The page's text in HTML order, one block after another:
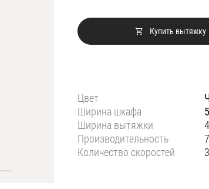
Купить вытяжку
Цвет
Ширина шкафа
Ширина вытяжки
Производительность
Количество скоростей
3